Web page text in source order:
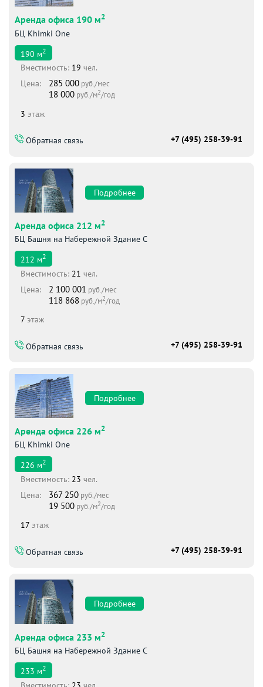
Аренда офиса 190 м2
БЦ Khimki One
190 м2
Вместимоcть: 19 чел.
Цена:
285 000 руб./мес
18 000 руб./м2/год
3 этаж
Обратная связь +7 (495) 258-39-91
Подробнее
Аренда офиса 212 м2
БЦ Башня на Набережной Здание С
212 м2
Вместимоcть: 21 чел.
Цена:
2 100 001 руб./мес
118 868 руб./м2/год
7 этаж
Обратная связь +7 (495) 258-39-91
Подробнее
Аренда офиса 226 м2
БЦ Khimki One
226 м2
Вместимоcть: 23 чел.
Цена:
367 250 руб./мес
19 500 руб./м2/год
17 этаж
Обратная связь +7 (495) 258-39-91
Подробнее
Аренда офиса 233 м2
БЦ Башня на Набережной Здание С
233 м2